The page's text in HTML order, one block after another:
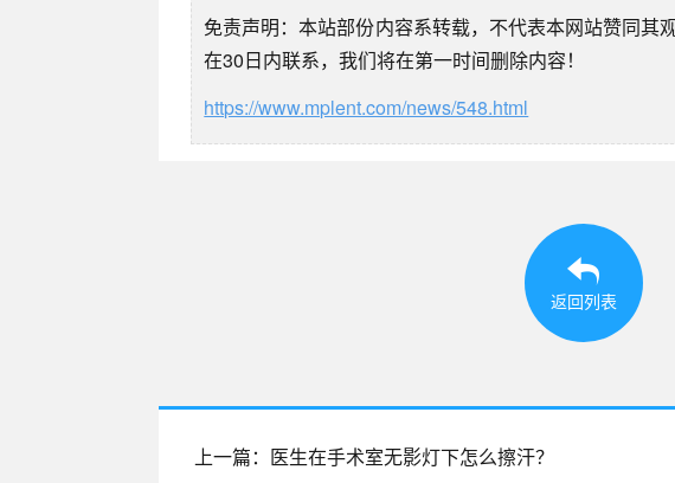
免责声明：本站部份内容系转载，不代表本网站赞同其
在30日内联系，我们将在第一时间删除内容！
https://www.mplent.com/news/548.html
返回列表
上一篇：医生在手术室无影灯下怎么擦汗？